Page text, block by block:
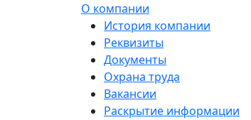
О компании
История компании
Реквизиты
Документы
Охрана труда
Вакансии
Раскрытие информации